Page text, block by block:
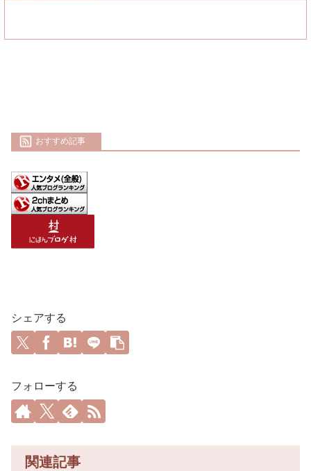
おすすめ記事
シェアする
フォローする
関連記事